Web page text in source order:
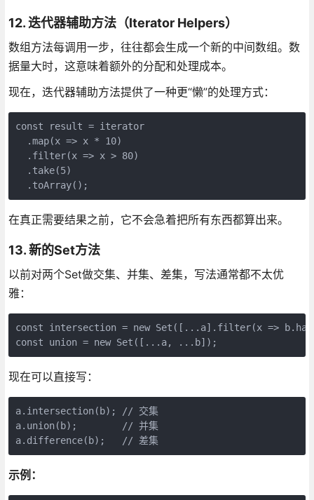
12. 迭代器辅助方法（Iterator Helpers）
数组方法每调用一步，往往都会生成一个新的中间数组。数
据量大时，这意味着额外的分配和处理成本。
现在，迭代器辅助方法提供了一种更“懒”的处理方式：
const result = iterator
  .map(x => x * 10)
  .filter(x => x > 80)
  .take(5)
  .toArray();
在真正需要结果之前，它不会急着把所有东西都算出来。
13. 新的Set方法
以前对两个Set做交集、并集、差集，写法通常都不太优
雅：
const intersection = new Set([...a].filter(x =>
const union = new Set([...a, ...b]);
现在可以直接写：
a.intersection(b); // 交集
a.union(b);        // 并集
a.difference(b);   // 差集
示例：